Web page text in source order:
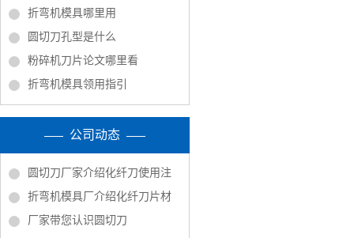
折弯机模具哪里用
圆切刀孔型是什么
粉碎机刀片论文哪里看
折弯机模具领用指引
公司动态
圆切刀厂家介绍化纤刀使用注
折弯机模具厂介绍化纤刀片材
厂家带您认识圆切刀